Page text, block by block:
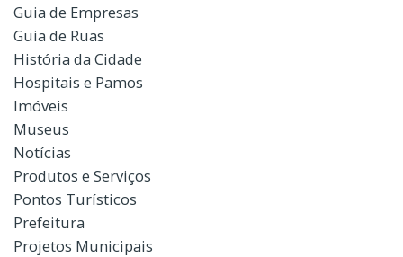
Guia de Empresas
Guia de Ruas
História da Cidade
Hospitais e Pamos
Imóveis
Museus
Notícias
Produtos e Serviços
Pontos Turísticos
Prefeitura
Projetos Municipais